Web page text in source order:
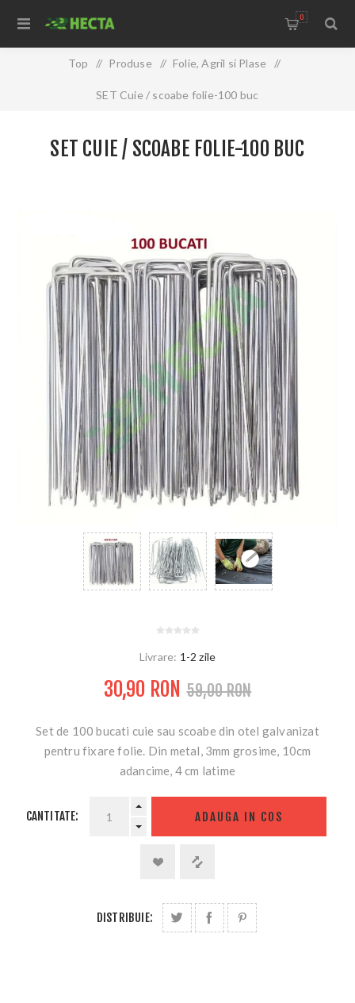
0
Top / Produse / Folie, Agril si Plase /
SET Cuie / scoabe folie-100 buc
SET CUIE / SCOABE FOLIE-100 BUC
Livrare: 1-2 zile
30,90 RON 59,00 RON
Set de 100 bucati cuie sau scoabe din otel galvanizat
pentru fixare folie. Din metal, 3mm grosime, 10cm
adancime, 4 cm latime
CANTITATE: ADAUGA IN COS
DISTRIBUIE: